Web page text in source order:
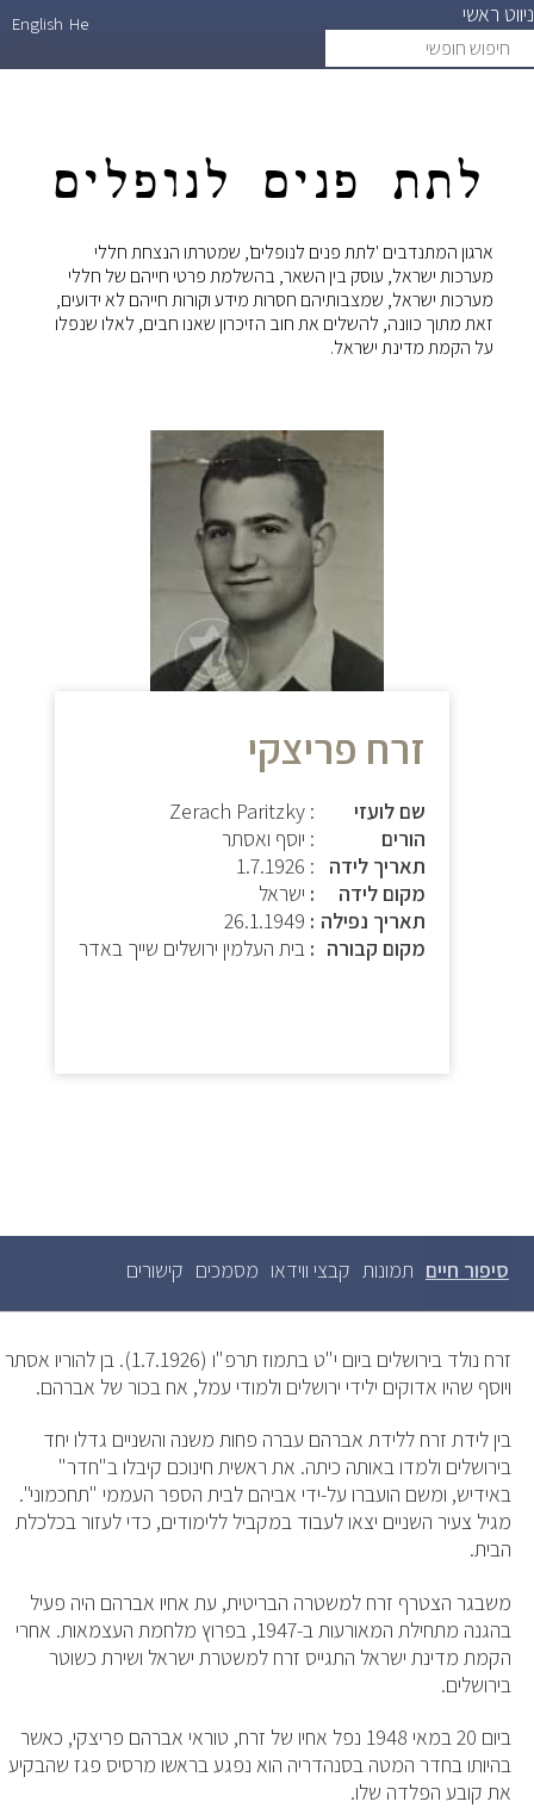
ניווט ראשי
חופשי
He
English
לתת פנים לנופלים
ארגון המתנדבים 'לתת פנים לנופלים', שמטרתו הנצחת חללי
מערכות ישראל, עוסק בין השאר, בהשלמת פרטי חייהם של חללי
מערכות ישראל, שמצבותיהם חסרות מידע וקורות חייהם לא ידועים,
זאת מתוך כוונה, להשלים את חוב הזיכרון שאנו חבים, לאלו שנפלו
על הקמת מדינת ישראל.
זרח פריצקי
שם לועזי
: Zerach Paritzky
הורים
: יוסף ואסתר
תאריך לידה
:
1.7.1926
מקום לידה
ישראל
תאריך נפילה
26.1.1949
מקום קבורה
בית העלמין ירושלים שייך באדר
לשוניות
ראשיות
סיפור חיים (לשונית
תמונות קבצי ווידאו מסמכים קישורים
זרח נולד בירושלים ביום י"ט בתמוז תרפ"ו (1.7.1926). בן להוריו אסתר
ויוסף שהיו אדוקים ילידי ירושלים ולמודי עמל, אח בכור של אברהם.
בין לידת זרח ללידת אברהם עברה פחות משנה והשניים גדלו יחד
בירושלים ולמדו באותה כיתה. את ראשית חינוכם קיבלו ב"חדר"
באידיש, ומשם הועברו על-ידי אביהם לבית הספר העממי "תחכמוני".
מגיל צעיר השניים יצאו לעבוד במקביל ללימודים, כדי לעזור בכלכלת
הבית.
משבגר הצטרף זרח למשטרה הבריטית, עת אחיו אברהם היה פעיל
בהגנה מתחילת המאורעות ב-1947, בפרוץ מלחמת העצמאות. אחרי
הקמת מדינת ישראל התגייס זרח למשטרת ישראל ושירת כשוטר
בירושלים.
ביום 20 במאי 1948 נפל אחיו של זרח, טוראי אברהם פריצקי, כאשר
בהיותו בחדר המטה בסנהדריה הוא נפגע בראשו מרסיס פגז שהבקיע
את קובע הפלדה שלו.